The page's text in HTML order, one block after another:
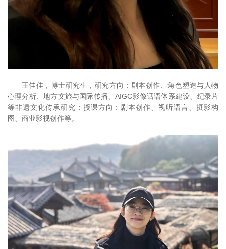
王佳佳，博士研究生，研究方向：剧本创作、角色塑造与人物
心理分析、地方文旅与国际传播、AIGC影像话语体系建设、纪录片
等非遗文化传承研究；授课方向：剧本创作、视听语言、摄影构
图、商业影视创作等。